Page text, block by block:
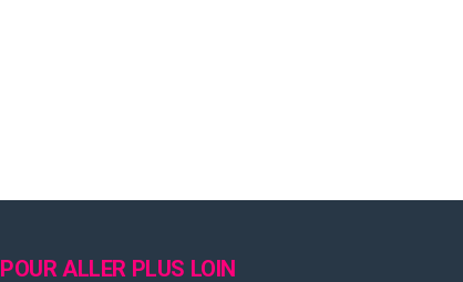
POUR ALLER PLUS LOIN